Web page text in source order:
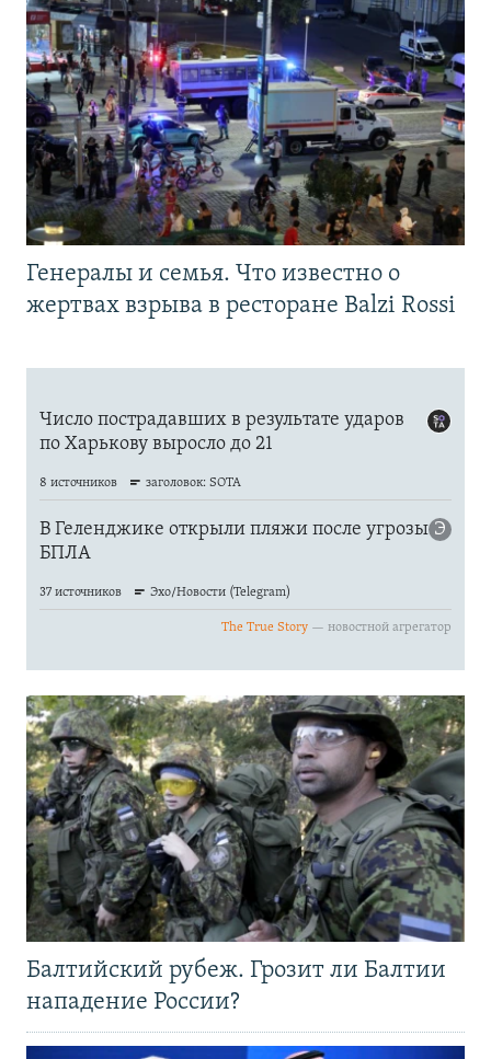
Генералы и семья. Что известно о
жертвах взрыва в ресторане Balzi Rossi
Балтийский рубеж. Грозит ли Балтии
нападение России?